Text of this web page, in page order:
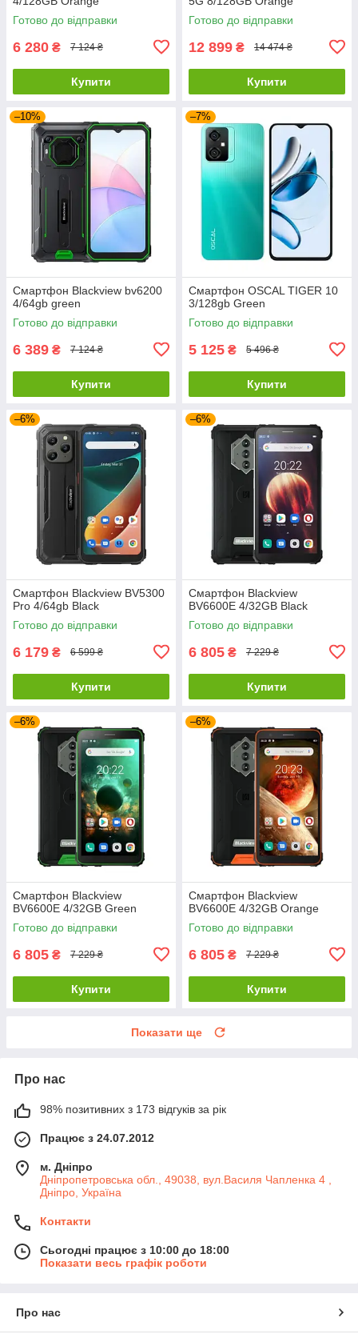
Готово до відправки
6 280 ₴ 7 124 ₴
Купити
Готово до відправки
12 899 ₴ 14 474 ₴
Купити
–10%
Смартфон Blackview bv6200
4/64gb green
Готово до відправки
6 389 ₴ 7 124 ₴
Купити
–7%
Смартфон OSCAL TIGER 10
3/128gb Green
Готово до відправки
5 125 ₴ 5 496 ₴
Купити
–6%
Смартфон Blackview BV5300
Pro 4/64gb Black
Готово до відправки
6 179 ₴ 6 599 ₴
Купити
–6%
Смартфон Blackview
BV6600E 4/32GB Black
Готово до відправки
6 805 ₴ 7 229 ₴
Купити
–6%
Смартфон Blackview
BV6600E 4/32GB Green
Готово до відправки
6 805 ₴ 7 229 ₴
Купити
–6%
Смартфон Blackview
BV6600E 4/32GB Orange
Готово до відправки
6 805 ₴ 7 229 ₴
Купити
Показати ще
Про нас
98% позитивних з 173 відгуків за рік
Працює з 24.07.2012
м. Дніпро
Дніпропетровська обл., 49038, вул.Василя Чапленка 4 ,
Дніпро, Україна
Контакти
Сьогодні працює з 10:00 до 18:00
Показати весь графік роботи
Про нас